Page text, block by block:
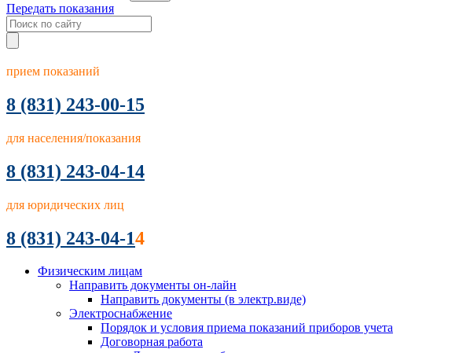
Передать показания
прием показаний
8 (831) 243-00-15
для населения/показания
8 (831) 243-04-14
для юридических лиц
8 (831) 243-04-14
Физическим лицам
Направить документы он-лайн
Направить документы (в электр.виде)
Электроснабжение
Порядок и условия приема показаний приборов учета
Договорная работа